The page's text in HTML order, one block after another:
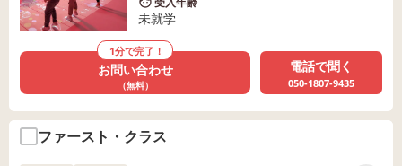
未就学
1分で完了！
お問い合わせ
（無料）
電話で聞く
050-1807-9435
ファースト・クラス